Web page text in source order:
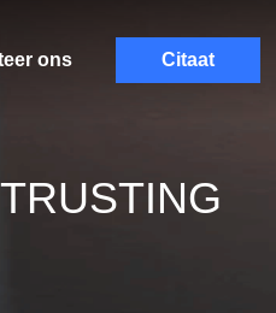
ons Citaat